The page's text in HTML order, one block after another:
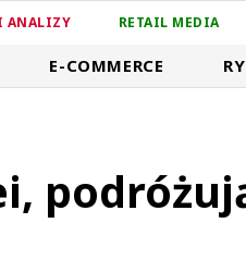
ANALIZY RETAIL MEDIA
E-COMMERCE